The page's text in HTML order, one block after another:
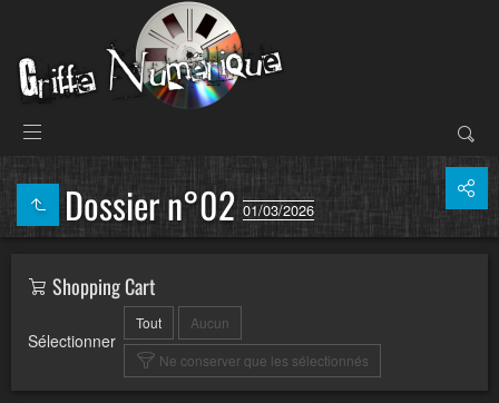
Dossier n°02 01/03/2026
Shopping Cart
Sélectionner
Tout
Aucun
Ne conserver que les sélectionnés